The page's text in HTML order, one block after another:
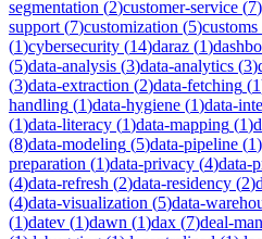
segmentation (2)customer-service (7)
support (7)customization (5)customs
(1)cybersecurity (14)daraz (1)
(5)data-analysis (3)data-analytics (3)
(3)data-extraction (2)data-fetching (1
handling (1)data-hygiene (1)data-
(1)data-literacy (1)data-mapping (1)
(8)data-modeling (5)data-pipeline (1)
preparation (1)data-privacy (4)data-
(4)data-refresh (2)data-residency (2)
(4)data-visualization (5)data-
(1)datev (1)dawn (1)dax (7)deal-